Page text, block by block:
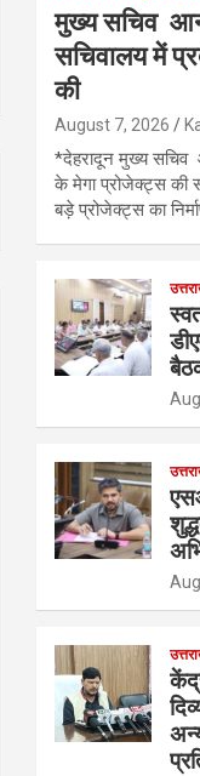
मुख्य सचिव
सचिवालय में
की
August 7, 2026
*देहरादून मुख्य सचिव
के मेगा प्रोजेक्ट्स की
बड़े प्रोजेक्ट्स का